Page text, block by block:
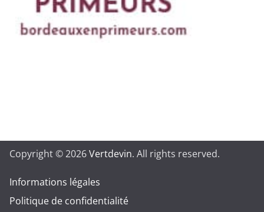
Copyright © 2026Vertdevin. All rights reserved.
Informations légales
Politique de confidentialité